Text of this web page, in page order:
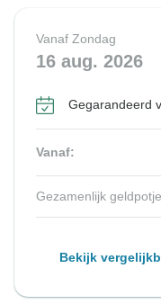
Vanaf Zondag
16 aug. 2026
Gegarandeerd
Vanaf:
Gezamenlijk
Bekijk